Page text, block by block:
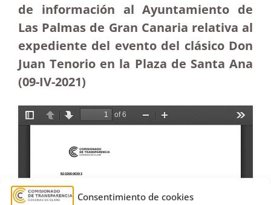
Consentimiento de cookies
de información al Ayuntamiento de
Las Palmas de Gran Canaria relativa al
expediente del evento del clásico Don
Juan Tenorio en la Plaza de Santa Ana
(09-IV-2021)